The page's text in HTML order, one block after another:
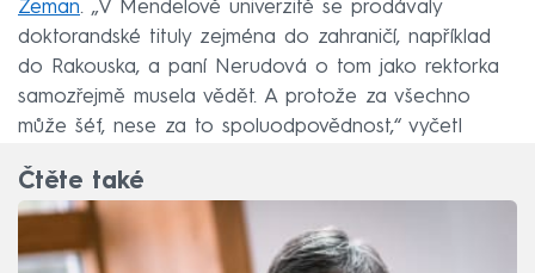
Zeman. „V Mendelově univerzitě se prodávaly
doktorandské tituly zejména do zahraničí, například
do Rakouska, a paní Nerudová o tom jako rektorka
samozřejmě musela vědět. A protože za všechno
může šéf, nese za to spoluodpovědnost,“ vyčetl
Čtěte také